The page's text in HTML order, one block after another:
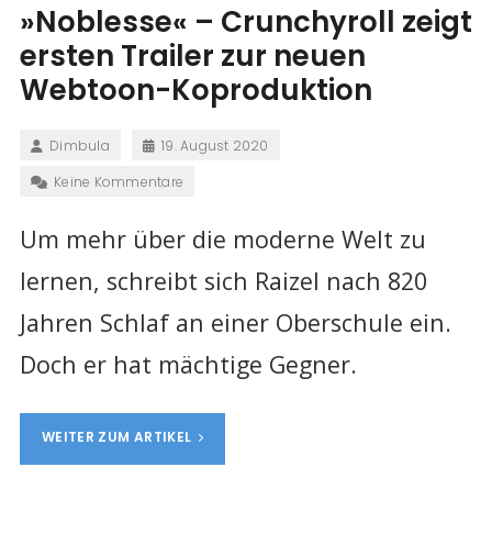
»Noblesse« – Crunchyroll zeigt
ersten Trailer zur neuen
Webtoon-Koproduktion
Dimbula
19. August 2020
Keine Kommentare
Um mehr über die moderne Welt zu
lernen, schreibt sich Raizel nach 820
Jahren Schlaf an einer Oberschule ein.
Doch er hat mächtige Gegner.
WEITER ZUM ARTIKEL